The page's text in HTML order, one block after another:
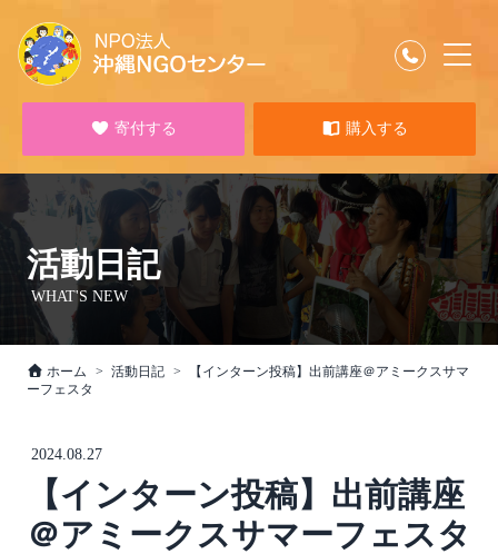
寄付する 購入する
活動日記
WHAT'S NEW
ホーム 活動日記
【インターン投稿】出前講座＠アミークスサマ
ーフェスタ
2024.08.27
【インターン投稿】出前講座
＠アミークスサマーフェスタ